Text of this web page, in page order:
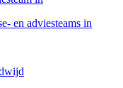
en adviesteams in